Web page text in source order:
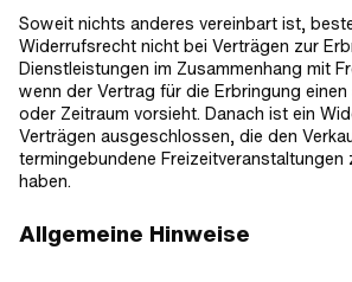
Soweit nichts anderes vereinbart ist,
Widerrufsrecht nicht bei Verträgen zur
Dienstleistungen im Zusammenhang mit
wenn der Vertrag für die Erbringung
oder Zeitraum vorsieht. Danach ist ein
Verträgen ausgeschlossen, die den
termingebundene Freizeitveranstaltungen
haben.
Allgemeine Hinweise